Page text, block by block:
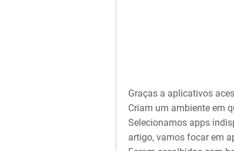
Graças a aplicativos
Criam um ambiente em
Selecionamos apps
artigo, vamos focar em